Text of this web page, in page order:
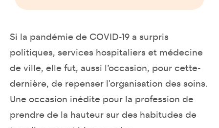
Si la pandémie de COVID-19 a surpris
politiques, services hospitaliers et médecine
de ville, elle fut, aussi l’occasion, pour cette-
dernière, de repenser l'organisation des soins.
Une occasion inédite pour la profession de
prendre de la hauteur sur des habitudes de